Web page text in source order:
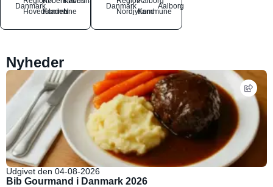
Danmark
Hovedstaden
Kommune
N
Danmark
NordjyllandKommune
Aalborg
Nyheder
Udgivet den 04-08-2026
Bib Gourmand i Danmark 2026